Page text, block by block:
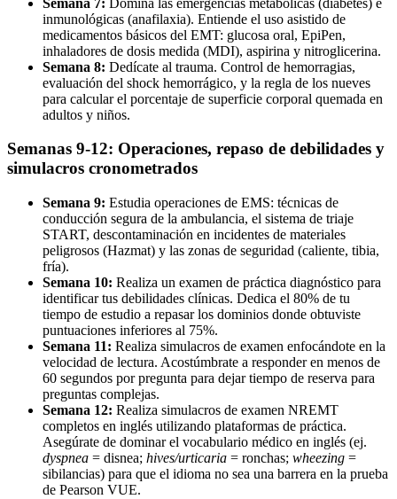
inmunológicas (anafilaxia). Entiende el uso asistido de
medicamentos básicos del EMT: glucosa oral, EpiPen,
inhaladores de dosis medida (MDI), aspirina y nitroglicerina.
Semana 8: Dedícate al trauma. Control de hemorragias,
evaluación del shock hemorrágico, y la regla de los nueves
para calcular el porcentaje de superficie corporal quemada en
adultos y niños.
Semanas 9-12: Operaciones, repaso de debilidades y
simulacros cronometrados
Semana 9: Estudia operaciones de EMS: técnicas de
conducción segura de la ambulancia, el sistema de triaje
START, descontaminación en incidentes de materiales
peligrosos (Hazmat) y las zonas de seguridad (caliente, tibia,
fría).
Semana 10: Realiza un examen de práctica diagnóstico para
identificar tus debilidades clínicas. Dedica el 80% de tu
tiempo de estudio a repasar los dominios donde obtuviste
puntuaciones inferiores al 75%.
Semana 11: Realiza simulacros de examen enfocándote en la
velocidad de lectura. Acostúmbrate a responder en menos de
60 segundos por pregunta para dejar tiempo de reserva para
preguntas complejas.
Semana 12: Realiza simulacros de examen NREMT
completos en inglés utilizando plataformas de práctica.
Asegúrate de dominar el vocabulario médico en inglés (ej.
dyspnea = disnea; hives/urticaria = ronchas; wheezing =
sibilancias) para que el idioma no sea una barrera en la prueba
de Pearson VUE.